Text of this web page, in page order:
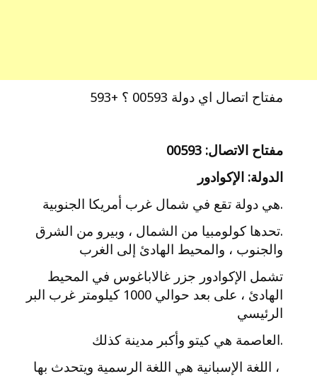
مفتاح اتصال اي دولة 00593 ؟ +593
مفتاح الاتصال: 00593
الدولة: الإكوادور
.هي دولة تقع في شمال غرب أمريكا الجنوبية
.تحدها كولومبيا من الشمال ، وبيرو من الشرق
والجنوب ، والمحيط الهادئ إلى الغرب
تشمل الإكوادور جزر غالاباغوس في المحيط
الهادئ ، على بعد حوالي 1000 كيلومتر غرب البر
الرئيسي
.العاصمة هي كيتو وأكبر مدينة كذلك
، اللغة الإسبانية هي اللغة الرسمية ويتحدث بها